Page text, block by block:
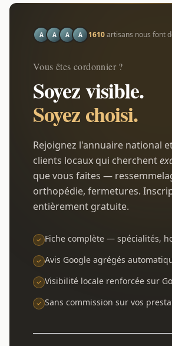
A A A A 1610artisans nous font
Vous êtes cordonnier ?
Soyez visible.
Soyez choisi.
Rejoignez l'annuaire national
clients locaux qui cherchent
que vous faites —
orthopédie, fermetures.
entièrement gratuite.
Fiche complète — spécialités,
Avis Google agrégés
Visibilité locale renforcée sur
Sans commission sur vos